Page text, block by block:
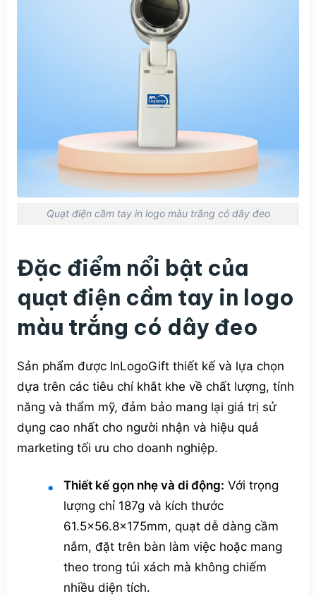
Quạt điện cầm tay in logo màu trắng có dây đeo
Đặc điểm nổi bật của
quạt điện cầm tay in logo
màu trắng có dây đeo
Sản phẩm được InLogoGift thiết kế và lựa chọn
dựa trên các tiêu chí khắt khe về chất lượng, tính
năng và thẩm mỹ, đảm bảo mang lại giá trị sử
dụng cao nhất cho người nhận và hiệu quả
marketing tối ưu cho doanh nghiệp.
Thiết kế gọn nhẹ và di động: Với trọng
lượng chỉ 187g và kích thước
61.5×56.8x175mm, quạt dễ dàng cầm
nắm, đặt trên bàn làm việc hoặc mang
theo trong túi xách mà không chiếm
nhiều diện tích.